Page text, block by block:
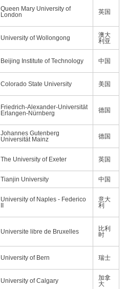
Queen Mary University of
London
英国
University of Wollongong
澳大
利亚
Beijing Institute of Technology 中国
Colorado State University 美国
Friedrich-Alexander-Universität
Erlangen-Nürnberg
德国
Johannes Gutenberg
Universität Mainz
德国
The University of Exeter 英国
Tianjin University 中国
University of Naples - Federico
意大
利
Universite libre de Bruxelles
比利
时
University of Bern 瑞士
University of Calgary
加拿
大